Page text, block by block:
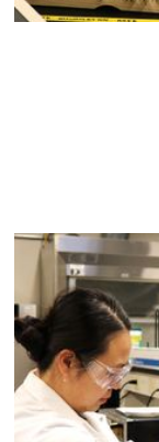
Produzimos as
indústria de
testados em
laboratórios de
Nossa principal